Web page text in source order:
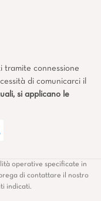
tramite connessione
di comunicarci il
si applicano le
operative specificate in
di contattare il nostro
indicati.